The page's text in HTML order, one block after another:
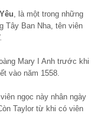
, là một trong những
Tây Ban Nha, tên viên
Mary I Anh trước khi
vào năm 1558.
ngọc này nhân ngày
Taylor từ khi có viên